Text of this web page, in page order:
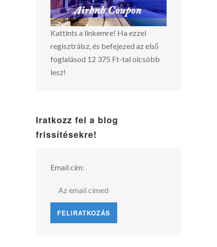
Kattints a linkemre! Ha ezzel
regisztrálsz, és befejezed az első
foglalásod 12 375 Ft-tal olcsóbb
lesz!
Iratkozz fel a blog
frissítésekre!
Email cím: